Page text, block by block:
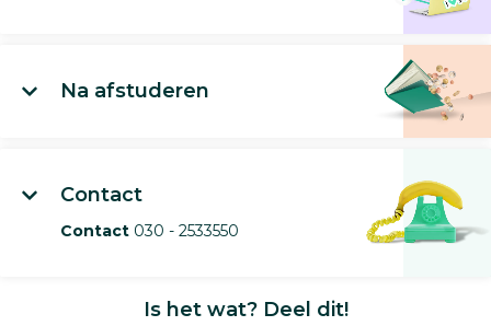
Na afstuderen
Contact
Contact 030 - 2533550
Is het wat? Deel dit!